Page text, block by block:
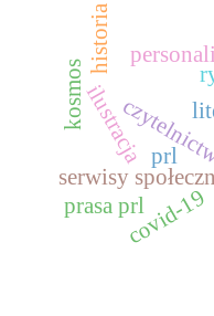
serwisy
covid-19
ilustracja
prasa prl
historia
prl
kosmos